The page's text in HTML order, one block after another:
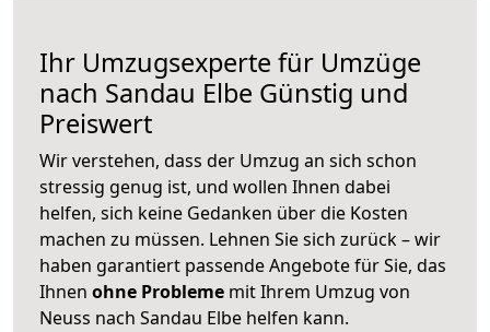
Ihr Umzugsexperte für Umzüge
nach Sandau Elbe Günstig und
Preiswert
Wir verstehen, dass der Umzug an sich schon
stressig genug ist, und wollen Ihnen dabei
helfen, sich keine Gedanken über die Kosten
machen zu müssen. Lehnen Sie sich zurück – wir
haben garantiert passende Angebote für Sie, das
Ihnen ohne Probleme mit Ihrem Umzug von
Neuss nach Sandau Elbe helfen kann.